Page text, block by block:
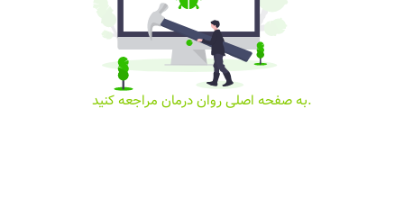
به صفحه اصلی روان درمان مراجعه کنید.